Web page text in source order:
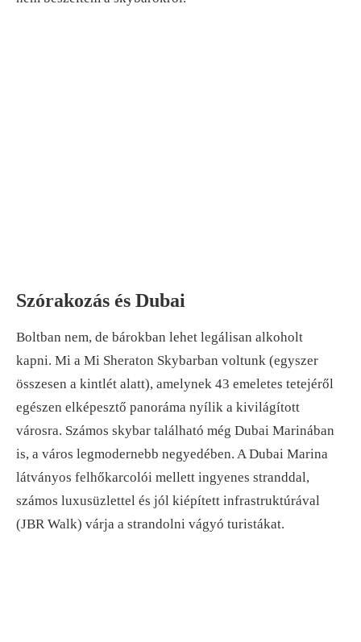
Szórakozás és Dubai
Boltban nem, de bárokban lehet legálisan alkoholt
kapni. Mi a Mi Sheraton Skybarban voltunk (egyszer
összesen a kintlét alatt), amelynek 43 emeletes tetejéről
egészen elképesztő panoráma nyílik a kivilágított
városra. Számos skybar található még Dubai Marinában
is, a város legmodernebb negyedében. A Dubai Marina
látványos felhőkarcolói mellett ingyenes stranddal,
számos luxusüzlettel és jól kiépített infrastruktúrával
(JBR Walk) várja a strandolni vágyó turistákat.